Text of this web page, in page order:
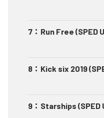
7 ： Run Free (SPED
8 ： Kick six 2019
9 ： Starships (SPED